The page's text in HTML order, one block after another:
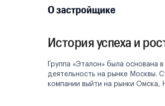
О застройщике
История успеха и
Группа «Эталон» была основана
деятельность на рынке Москвы.
компании выйти на рынки Омска,